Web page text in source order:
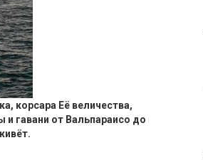
корсара Её величества,
и гавани от Вальпараисо до
ёт.